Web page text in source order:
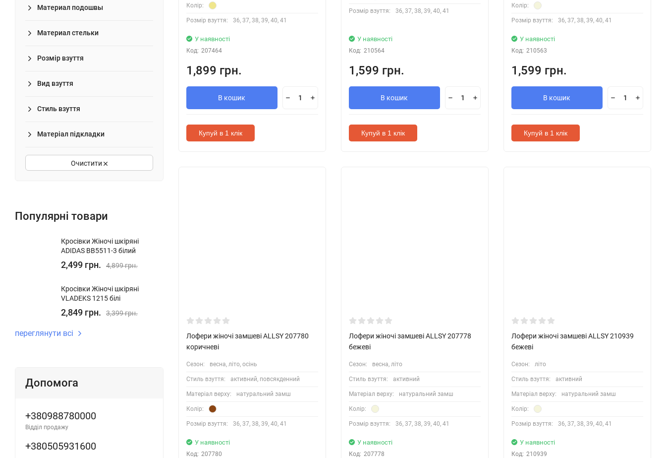
Материал подошвы
Материал стельки
Розмір взуття
Вид взуття
Стиль взуття
Матеріал підкладки
Очистити
Популярні товари
Кросівки Жіночі шкіряні
ADIDAS BB5511-3 білий
2,499 грн. 4,899 грн.
Кросівки Жіночі шкіряні
VLADEKS 1215 білі
2,849 грн. 3,399 грн.
переглянути всі
Допомога
+380988780000
Відділ продажу
+380505931600
Колір:
Розмір взуття: 36, 37, 38, 39, 40, 41
У наявності
Код: 207464
1,899 грн.
В кошик
Купуй в 1 клік
Розмір взуття: 36, 37, 38, 39, 40, 41
У наявності
Код: 210564
1,599 грн.
В кошик
Купуй в 1 клік
Колір:
Розмір взуття: 36, 37, 38, 39, 40, 41
У наявності
Код: 210563
1,599 грн.
В кошик
Купуй в 1 клік
Лофери жіночі замшеві ALLSY 207780
коричневі
Сезон: весна, літо, осінь
Стиль взуття: активний, повсякденний
Матеріал верху: натуральний замш
Колір:
Розмір взуття: 36, 37, 38, 39, 40, 41
У наявності
Код: 207780
Лофери жіночі замшеві ALLSY 207778
бежеві
Сезон: весна, літо
Стиль взуття: активний
Матеріал верху: натуральний замш
Колір:
Розмір взуття: 36, 37, 38, 39, 40, 41
У наявності
Код: 207778
Лофери жіночі замшеві ALLSY 210939
бежеві
Сезон: літо
Стиль взуття: активний
Матеріал верху: натуральний замш
Колір:
Розмір взуття: 36, 37, 38, 39, 40, 41
У наявності
Код: 210939